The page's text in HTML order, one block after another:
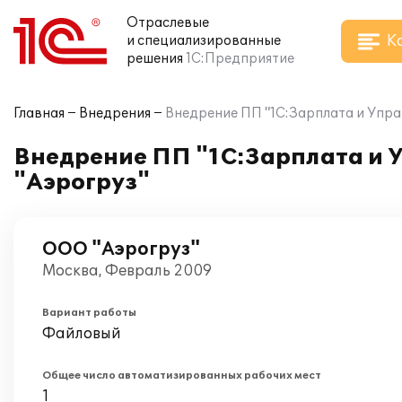
Отраслевые
и специализированные
решения 1С:Предприятие
Главная Внедрения Внедрение ПП "1С:Зарплата и
Внедрение ПП "1С:Зарплата и
"Аэрогруз"
ООО "Аэрогруз"
Москва, Февраль 2009
Вариант работы
Файловый
Общее число автоматизированных рабочих мест
1